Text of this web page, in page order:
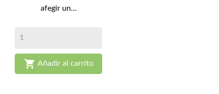
afegir un...
 Añadir al carrito